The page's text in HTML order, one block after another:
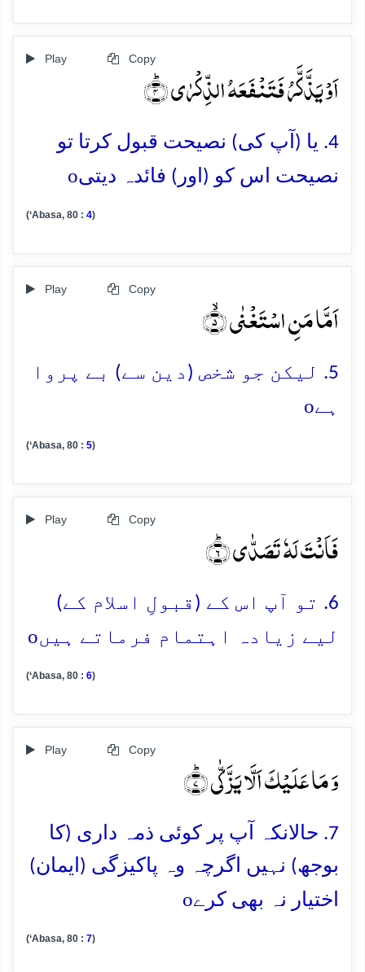
Play Copy
اَوۡ یَذَّکَّرُ فَتَنۡفَعَہُ الذِّکۡرٰی ؕ﴿۴﴾
4. یا (آپ کی) نصیحت قبول کرتا تو
نصیحت اس کو (اور) فائدہ دیتیo
(‘Abasa, 80 : 4)
Play Copy
اَمَّا مَنِ اسۡتَغۡنٰی ۙ﴿۵﴾
5. لیکن جو شخص (دین سے) بے پروا
ہےo
(‘Abasa, 80 : 5)
Play Copy
فَاَنۡتَ لَہٗ تَصَدّٰی ؕ﴿۶﴾
6. تو آپ اس کے (قبولِ اسلام کے)
لیے زیادہ اہتمام فرماتے ہیںo
(‘Abasa, 80 : 6)
Play Copy
وَ مَا عَلَیۡکَ اَلَّا یَزَّکّٰی ؕ﴿۷﴾
7. حالانکہ آپ پر کوئی ذمہ داری (کا
بوجھ) نہیں اگرچہ وہ پاکیزگی (ایمان)
اختیار نہ بھی کرےo
(‘Abasa, 80 : 7)